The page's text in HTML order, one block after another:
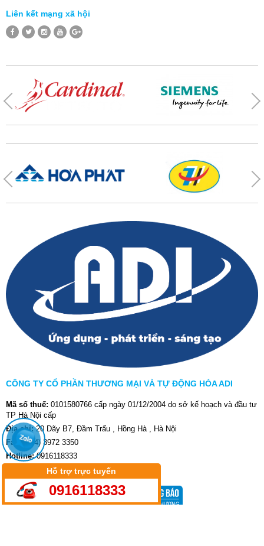
Liên kết mạng xã hội
CÔNG TY CỔ PHẦN THƯƠNG MẠI VÀ TỰ ĐỘNG HÓA ADI
Mã số thuế: 0101580766 cấp ngày 01/12/2004 do sở kế hoạch và đầu tư
TP Hà Nội cấp
Địa chỉ:20 Dãy B7, Đầm Trấu , Hồng Hà , Hà Nội
Fax:(024) 3972 3350
Hotline:0916118333
aditech.com.vn-adi-jsc.com.vn
Hỗ trợ trực tuyến
0916118333